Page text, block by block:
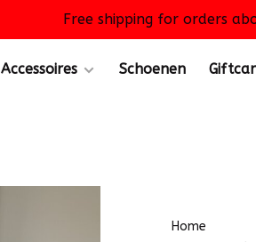
Free shipping for orders
Accessoires Schoenen
Home